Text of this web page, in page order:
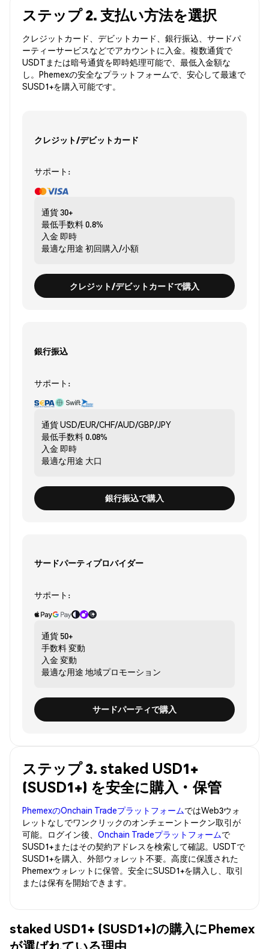
ステップ 2. 支払い方法を選択
クレジットカード、デビットカード、銀行振込、サードパ
ーティーサービスなどでアカウントに入金。複数通貨で
USDTまたは暗号通貨を即時処理可能で、最低入金額な
し。Phemexの安全なプラットフォームで、安心して最速で
SUSD1+を購入可能です。
クレジット/デビットカード
サポート:
通貨30+
最低手数料0.8%
入金 即時
最適な用途 初回購入/小額
クレジット/デビットカードで購入
銀行振込
サポート:
通貨USD/EUR/CHF/AUD/GBP/JPY
最低手数料0.08%
入金 即時
最適な用途 大口
銀行振込で購入
サードパーティプロバイダー
サポート:
通貨 50+
手数料変動
入金 変動
最適な用途 地域プロモーション
サードパーティで購入
ステップ 3. staked USD1+
(SUSD1+) を安全に購入・保管
PhemexのOnchain TradeプラットフォームではWeb3ウォ
レットなしでワンクリックのオンチェーントークン取引が
可能。ログイン後、 Onchain Tradeプラットフォームで
SUSD1+またはその契約アドレスを検索して確認。USDTで
SUSD1+を購入、外部ウォレット不要。高度に保護された
Phemexウォレットに保管。安全にSUSD1+を購入し、取引
または保有を開始できます。
staked USD1+ (SUSD1+)の購入にPhemex